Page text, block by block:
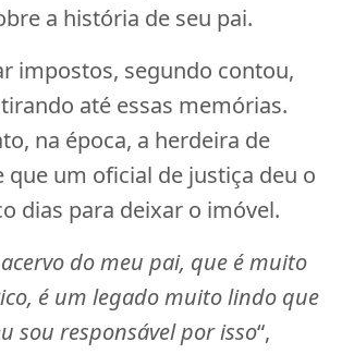
a história de seu pai.
impostos, segundo contou,
até essas memórias.
na época, a herdeira de
que um oficial de justiça deu o
dias para deixar o imóvel.
do meu pai, que é muito
é um legado muito lindo que
sou responsável por isso“,